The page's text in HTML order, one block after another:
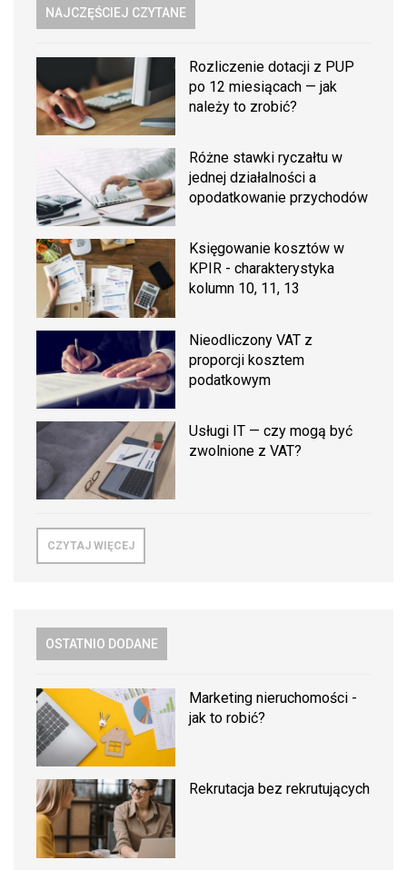
NAJCZĘŚCIEJ CZYTANE
Rozliczenie dotacji z PUP
po 12 miesiącach — jak
należy to zrobić?
Różne stawki ryczałtu w
jednej działalności a
opodatkowanie przychodów
Księgowanie kosztów w
KPIR - charakterystyka
kolumn 10, 11, 13
Nieodliczony VAT z
proporcji kosztem
podatkowym
Usługi IT — czy mogą być
zwolnione z VAT?
CZYTAJ WIĘCEJ
OSTATNIO DODANE
Marketing nieruchomości -
jak to robić?
Rekrutacja bez rekrutujących